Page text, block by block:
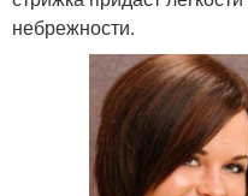
небрежности.